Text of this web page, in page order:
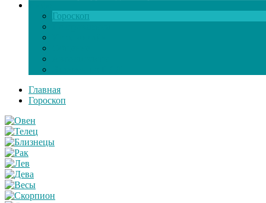
Гороскоп
Главная
Гороскоп